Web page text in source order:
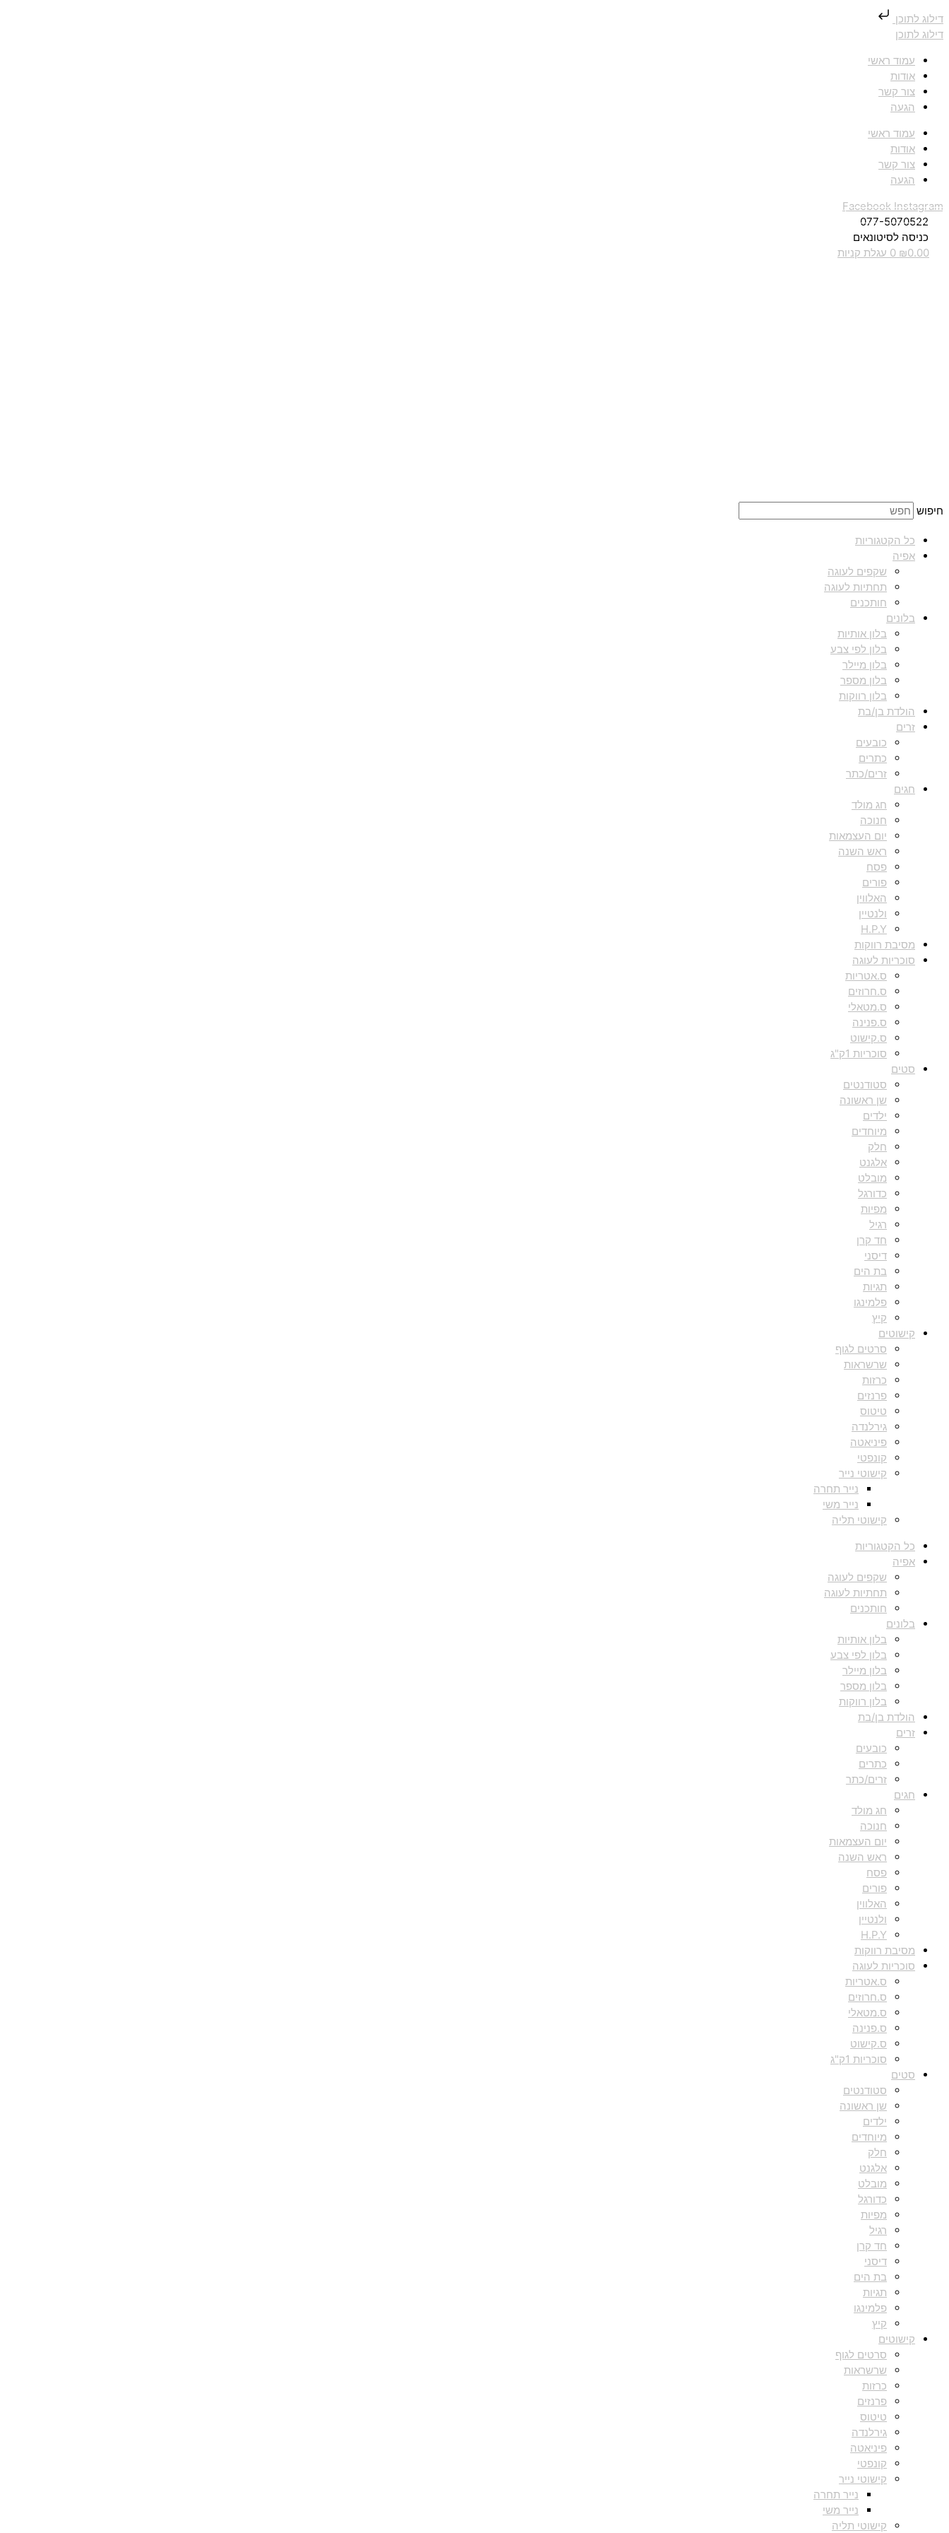
דילוג לתוכן
דילוג לתוכן
עמוד ראשי
אודות
צור קשר
הגעה
עמוד ראשי
אודות
צור קשר
הגעה
Facebook Instagram
077-5070522
כניסה לסיטונאים
₪0.00
0 עגלת קניות
חיפוש
כל הקטגוריות
אפיה
שקפים לעוגה
תחתיות לעוגה
חותכנים
בלונים
בלון אותיות
בלון לפי צבע
בלון מיילר
בלון מספר
בלון רווקות
הולדת בן/בת
זרים
כובעים
כתרים
זרים/כתר
חגים
חג מולד
חנוכה
יום העצמאות
ראש השנה
פסח
פורים
האלווין
ולנטיין
H.P.Y
מסיבת רווקות
סוכריות לעוגה
ס.אטריות
ס.חרוזים
ס.מטאלי
ס.פנינה
ס.קישוט
סוכריות 1ק"ג
סטים
סטודנטים
שן ראשונה
ילדים
מיוחדים
חלק
אלגנט
מובלט
כדורגל
מפיות
רגיל
חד קרן
דיסני
בת הים
תגיות
פלמינגו
קיץ
קישוטים
סרטים לגוף
שרשראות
כרזות
פרנזים
טיטוס
גירלנדה
פיניאטה
קונפטי
קישוטי נייר
נייר תחרה
נייר משי
קישוטי תליה
כל הקטגוריות
אפיה
שקפים לעוגה
תחתיות לעוגה
חותכנים
בלונים
בלון אותיות
בלון לפי צבע
בלון מיילר
בלון מספר
בלון רווקות
הולדת בן/בת
זרים
כובעים
כתרים
זרים/כתר
חגים
חג מולד
חנוכה
יום העצמאות
ראש השנה
פסח
פורים
האלווין
ולנטיין
H.P.Y
מסיבת רווקות
סוכריות לעוגה
ס.אטריות
ס.חרוזים
ס.מטאלי
ס.פנינה
ס.קישוט
סוכריות 1ק"ג
סטים
סטודנטים
שן ראשונה
ילדים
מיוחדים
חלק
אלגנט
מובלט
כדורגל
מפיות
רגיל
חד קרן
דיסני
בת הים
תגיות
פלמינגו
קיץ
קישוטים
סרטים לגוף
שרשראות
כרזות
פרנזים
טיטוס
גירלנדה
פיניאטה
קונפטי
קישוטי נייר
נייר תחרה
נייר משי
קישוטי תליה